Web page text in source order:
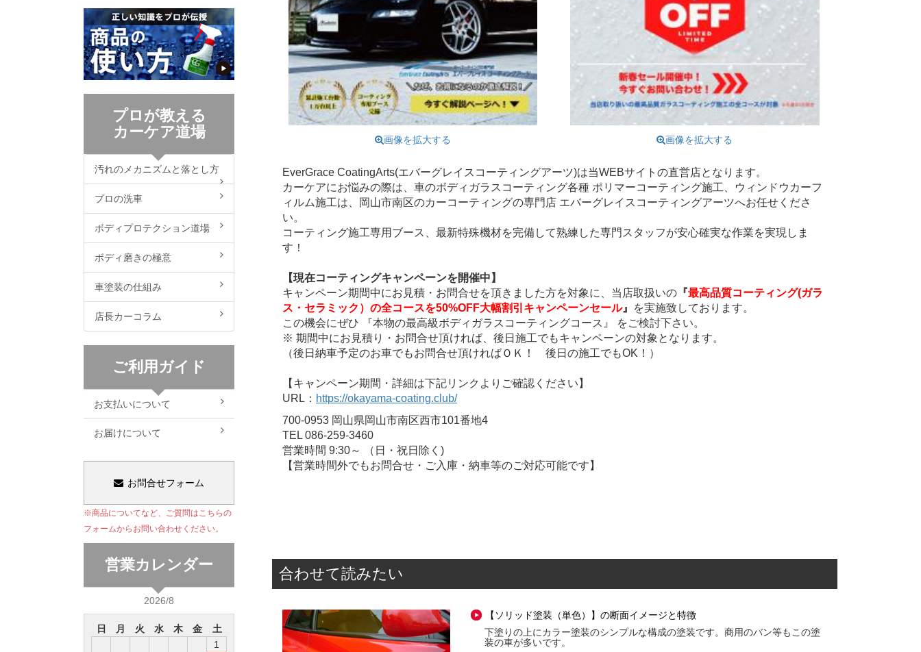
画像を拡大する 画像を拡大する
EverGrace CoatingArts(エバーグレイスコーティングアーツ)は当WEBサイトの直営店となります。
カーケアにお悩みの際は、車のボディガラスコーティング各種 ポリマーコーティング施工、ウィンドウカーフ
ィルム施工は、岡山市南区のカーコーティングの専門店 エバーグレイスコーティングアーツへお任せくださ
い。
コーティング施工専用ブース、最新特殊機材を完備して熟練した専門スタッフが安心確実な作業を実現しま
す！
【現在コーティングキャンペーンを開催中】
キャンペーン期間中にお見積・お問合せを頂きました方を対象に、当店取扱いの 『最高品質コーティング(ガラ
ス・セラミック）の全コースを50%OFF大幅割引キャンペーンセール』
を実施致しております。
この機会にぜひ 『本物の最高級ボディガラスコーティングコース』 をご検討下さい。
※ 期間中にお見積り・お問合せ頂ければ、後日施工でもキャンペーンの対象となります。
（後日納車予定のお車でもお問合せ頂ければＯＫ！ 後日の施工でもOK！）
【キャンペーン期間・詳細は下記リンクよりご確認ください】
URL： https://okayama-coating.club/
700-0953 岡山県岡山市南区西市101番地4
TEL 086-259-3460
営業時間 9:30～ （日・祝日除く)
【営業時間外でもお問合せ・ご入庫・納車等のご対応可能です】
合わせて読みたい
【ソリッド塗装（単色）】の断面イメージと特徴
下塗りの上にカラー塗装のシンプルな構成の塗装です。商用のバン等もこの塗
装の車が多いです。
プロが教える
カーケア道場
汚れのメカニズムと落とし方
プロの洗車
ボディプロテクション道場
ボディ磨きの極意
車塗装の仕組み
店長カーコラム
ご利用ガイド
お支払いについて
お届けについて
お問合せフォーム
※商品についてなど、ご質問はこちらの
フォームからお問い合わせください。
営業カレンダー
2026/8
日 月 火 水 木 金
土
1